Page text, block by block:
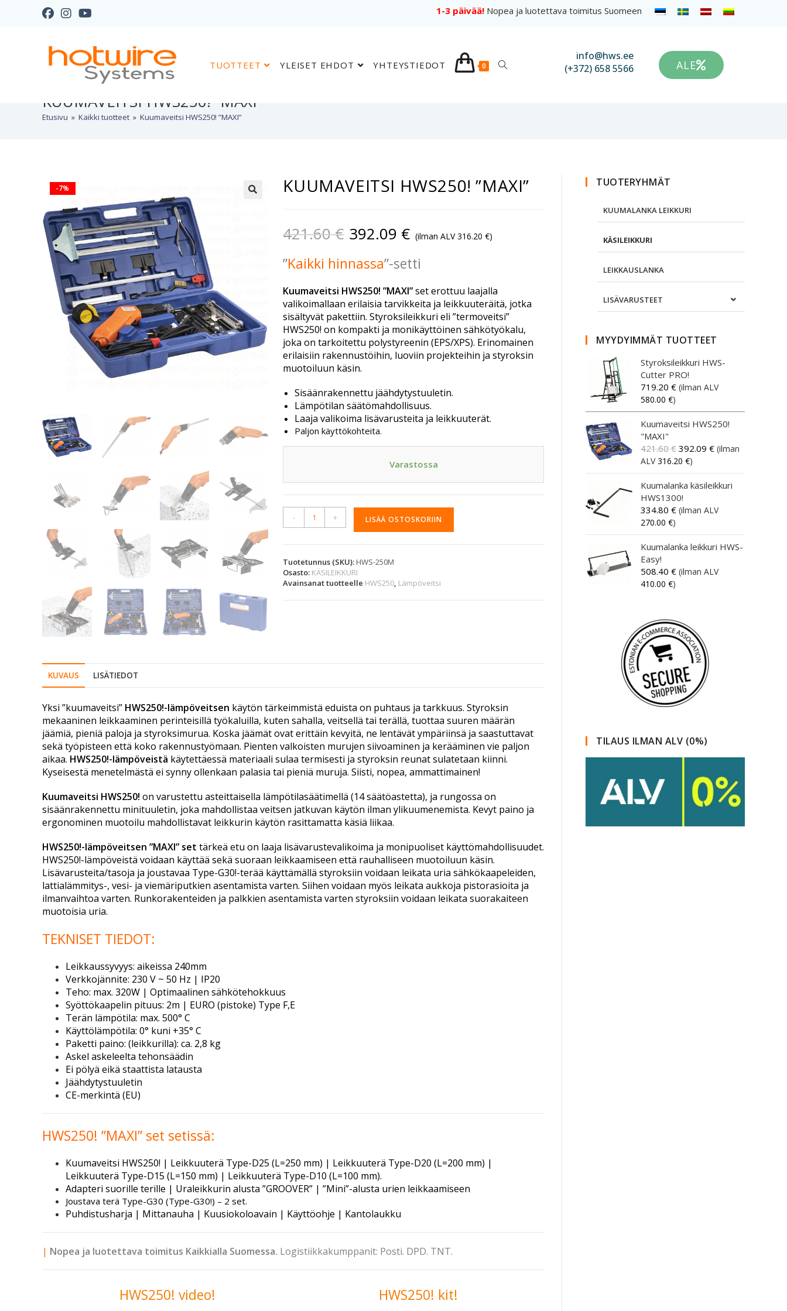
1-3 päivää! Nopea ja luotettava toimitus Suomeen
TUOTTEET YLEISET EHDOT YHTEYSTIEDOT 0
info@hws.ee
(+372) 658 5566
ALE
KUUMAVEITSI HWS250! ”MAXI”
Etusivu » Kaikki tuotteet » Kuumaveitsi HWS250! ”MAXI”
-7% KUUMAVEITSI HWS250! ”MAXI”
421.60€ 392.09 € (ilman ALV316.20€)
”Kaikki hinnassa”-setti
Kuumaveitsi HWS250! ”MAXI”set erottuu laajalla
valikoimallaan erilaisia tarvikkeita ja leikkuuteräitä, jotka
sisältyvät pakettiin. Styroksileikkuri eli ”termoveitsi”
HWS250! on kompakti ja monikäyttöinen sähkötyökalu,
joka on tarkoitettu polystyreenin (EPS/XPS). Erinomainen
erilaisiin rakennustöihin, luoviin projekteihin ja styroksin
muotoiluun käsin.
Sisäänrakennettu jäähdytystuuletin.
Lämpötilan säätömahdollisuus.
Laaja valikoima lisävarusteita ja leikkuuterät.
Paljon käyttökohteita.
Varastossa
- + LISÄÄ OSTOSKORIIN
t
Tuotetunnus (SKU):HWS-250M
Osasto: KÄSILEIKKURI
Avainsanat tuotteelle HWS250, Lämpöveitsi
KUVAUS LISÄTIEDOT
Yksi ”kuumaveitsi” HWS250!-lämpöveitsen käytön tärkeimmistä eduista on puhtaus ja tarkkuus. Styroksin
mekaaninen leikkaaminen perinteisillä työkaluilla, kuten sahalla, veitsellä tai terällä, tuottaa suuren määrän
jäämiä, pieniä paloja ja styroksimurua. Koska jäämät ovat erittäin kevyitä, ne lentävät ympäriinsä ja saastuttavat
sekä työpisteen että koko rakennustyömaan. Pienten valkoisten murujen siivoaminen ja kerääminen vie paljon
aikaa. HWS250!-lämpöveistä käytettäessä materiaali sulaa termisesti ja styroksin reunat sulatetaan kiinni.
Kyseisestä menetelmästä ei synny ollenkaan palasia tai pieniä muruja. Siisti, nopea, ammattimainen!
Kuumaveitsi HWS250! on varustettu asteittaisella lämpötilasäätimellä (14 säätöastetta), ja rungossa on
sisäänrakennettu minituuletin, joka mahdollistaa veitsen jatkuvan käytön ilman ylikuumenemista. Kevyt paino ja
ergonominen muotoilu mahdollistavat leikkurin käytön rasittamatta käsiä liikaa.
HWS250!-lämpöveitsen ”MAXI” set tärkeä etu on laaja lisävarustevalikoima ja monipuoliset käyttömahdollisuudet.
HWS250!-lämpöveistä voidaan käyttää sekä suoraan leikkaamiseen että rauhalliseen muotoiluun käsin.
Lisävarusteita/tasoja ja joustavaa Type-G30!-terää käyttämällä styroksiin voidaan leikata uria sähkökaapeleiden,
lattialämmitys-, vesi- ja viemäriputkien asentamista varten. Siihen voidaan myös leikata aukkoja pistorasioita ja
ilmanvaihtoa varten. Runkorakenteiden ja palkkien asentamista varten styroksiin voidaan leikata suorakaiteen
muotoisia uria.
TEKNISET TIEDOT:
Leikkaussyvyys: aikeissa 240mm
Verkkojännite: 230 V ~ 50 Hz | IP20
Teho: max. 320W | Optimaalinen sähkötehokkuus
Syöttökaapelin pituus: 2m | EURO (pistoke) Type F,E
Terän lämpötila: max. 500° C
Käyttölämpötila: 0° kuni +35° C
Paketti paino: (leikkurilla): ca. 2,8 kg
Askel askeleelta tehonsäädin
Ei pölyä eikä staattista latausta
Jäähdytystuuletin
CE-merkintä (EU)
HWS250! ”MAXI” set setissä:
Kuumaveitsi HWS250! | Leikkuuterä Type-D25 (L=250 mm) | Leikkuuterä Type-D20 (L=200 mm) |
Leikkuuterä Type-D15 (L=150 mm) | Leikkuuterä Type-D10 (L=100 mm).
Adapteri suorille terille | Uraleikkurin alusta ”GROOVER” | ”Mini”-alusta urien leikkaamiseen
Joustava terä Type-G30 (Type-G30!) – 2 set.
Puhdistusharja | Mittanauha | Kuusiokoloavain | Käyttöohje | Kantolaukku
| Nopea ja luotettava toimitus Kaikkialla Suomessa. Logistiikkakumppanit: Posti. DPD. TNT.
HWS250! video! HWS250! kit!
TUOTERYHMÄT
KUUMALANKA LEIKKURI
KÄSILEIKKURI
LEIKKAUSLANKA
LISÄVARUSTEET
MYYDYIMMÄT TUOTTEET
Styroksileikkuri HWS-
Cutter PRO!
719.20 € (ilman ALV
580.00 €)
Kuumaveitsi HWS250!
"MAXI"
421.60€ 392.09 € (ilman
ALV316.20 €)
Kuumalanka käsileikkuri
HWS1300!
334.80 € (ilman ALV
270.00 €)
Kuumalanka leikkuri HWS-
Easy!
508.40 € (ilman ALV
410.00 €)
TILAUS ILMAN ALV (0%)